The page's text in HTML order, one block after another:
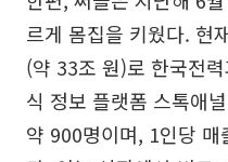
르게 몸집을 키웠다. 현
(약 33조 원)로 한국전
식 정보 플랫폼 스톡애
약 900명이며, 1인당